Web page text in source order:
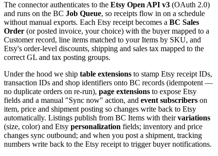
The connector authenticates to the Etsy Open API v3 (OAuth 2.0)
and runs on the BC Job Queue, so receipts flow in on a schedule
without manual exports. Each Etsy receipt becomes a BC Sales
Order (or posted invoice, your choice) with the buyer mapped to a
Customer record, line items matched to your Items by SKU, and
Etsy's order-level discounts, shipping and sales tax mapped to the
correct GL and tax posting groups.
Under the hood we ship table extensions to stamp Etsy receipt IDs,
transaction IDs and shop identifiers onto BC records (idempotent —
no duplicate orders on re-run), page extensions to expose Etsy
fields and a manual "Sync now" action, and event subscribers on
item, price and shipment posting so changes write back to Etsy
automatically. Listings publish from BC Items with theirvariations
(size, color) and Etsy personalization fields; inventory and price
changes sync outbound; and when you post a shipment, tracking
numbers write back to the Etsy receipt to trigger buyer notifications.